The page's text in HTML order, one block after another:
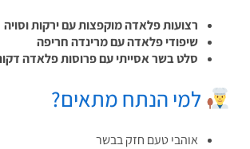
רצועות פלאדה מוקפצות עם ירקות וסויה
שיפודי פלאדה עם מרינדה חריפה
סלט בשר אסייתי עם פרוסות פלאדה דקות
למי הנתח מתאים?
אוהבי טעם חזק בבשר